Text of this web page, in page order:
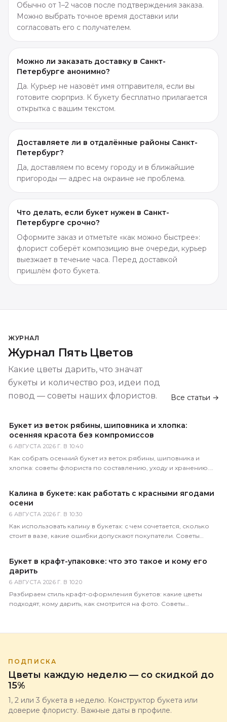
Обычно от 1–2 часов после подтверждения заказа.
Можно выбрать точное время доставки или
согласовать его с получателем.
Можно ли заказать доставку в Санкт-
Петербурге анонимно?
Да. Курьер не назовёт имя отправителя, если вы
готовите сюрприз. К букету бесплатно прилагается
открытка с вашим текстом.
Доставляете ли в отдалённые районы Санкт-
Петербург?
Да, доставляем по всему городу и в ближайшие
пригороды — адрес на окраине не проблема.
Что делать, если букет нужен в Санкт-
Петербурге срочно?
Оформите заказ и отметьте «как можно быстрее»:
флорист соберёт композицию вне очереди, курьер
выезжает в течение часа. Перед доставкой
пришлём фото букета.
ЖУРНАЛ
Журнал Пять Цветов
Какие цветы дарить, что значат
букеты и количество роз, идеи под
повод — советы наших флористов.
Все статьи →
Букет из веток рябины, шиповника и хлопка:
осенняя красота без компромиссов
6 АВГУСТА 2026 Г. В 10:40
Как собрать осенний букет из веток рябины, шиповника и
хлопка: советы флориста по составлению, уходу и хранению.
Калина в букете: как работать с красными ягодами
осени
6 АВГУСТА 2026 Г. В 10:30
Как использовать калину в букетах: с чем сочетается, сколько
стоит в вазе, какие ошибки допускают покупатели. Советы
Букет в крафт-упаковке: что это такое и кому его
дарить
6 АВГУСТА 2026 Г. В 10:20
Разбираем стиль крафт-оформления букетов: какие цветы
подходят, кому дарить, как смотрится на фото. Советы
ПОДПИСКА
Цветы каждую неделю — со скидкой до
15%
1, 2 или 3 букета в неделю. Конструктор букета или
доверие флористу. Важные даты в профиле.